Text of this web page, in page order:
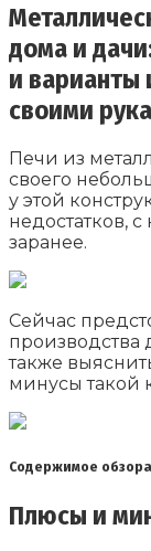
дома и
и варианты
своими
Печи из
своего
у этой
недостатков,
заранее.
Сейчас
производства
также
минусы такой
Содержимое обзора
Плюсы и